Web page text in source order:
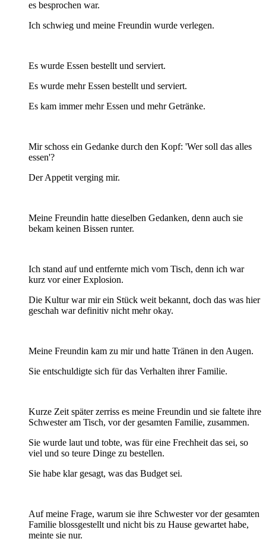
es besprochen war.
Ich schwieg und meine Freundin wurde verlegen.
Es wurde Essen bestellt und serviert.
Es wurde mehr Essen bestellt und serviert.
Es kam immer mehr Essen und mehr Getränke.
Mir schoss ein Gedanke durch den Kopf: 'Wer soll das alles
essen'?
Der Appetit verging mir.
Meine Freundin hatte dieselben Gedanken, denn auch sie
bekam keinen Bissen runter.
Ich stand auf und entfernte mich vom Tisch, denn ich war
kurz vor einer Explosion.
Die Kultur war mir ein Stück weit bekannt, doch das was hier
geschah war definitiv nicht mehr okay.
Meine Freundin kam zu mir und hatte Tränen in den Augen.
Sie entschuldigte sich für das Verhalten ihrer Familie.
Kurze Zeit später zerriss es meine Freundin und sie faltete ihre
Schwester am Tisch, vor der gesamten Familie, zusammen.
Sie wurde laut und tobte, was für eine Frechheit das sei, so
viel und so teure Dinge zu bestellen.
Sie habe klar gesagt, was das Budget sei.
Auf meine Frage, warum sie ihre Schwester vor der gesamten
Familie blossgestellt und nicht bis zu Hause gewartet habe,
meinte sie nur.